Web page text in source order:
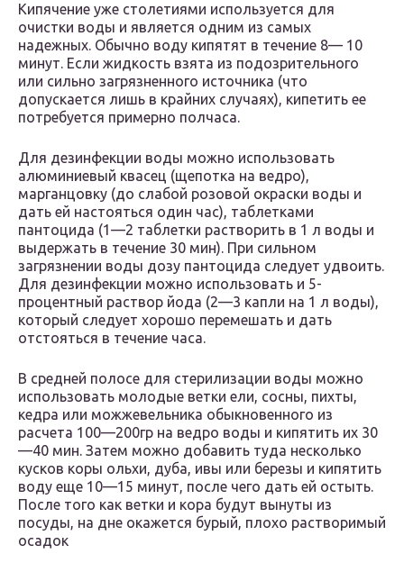
Кипячение уже столетиями используется для
очистки воды и является одним из самых
надежных. Обычно воду кипятят в течение 8— 10
минут. Если жидкость взята из подозрительного
или сильно загрязненного источника (что
допускается лишь в крайних случаях), кипетить ее
потребуется примерно полчаса.
Для дезинфекции воды можно использовать
алюминиевый квасец (щепотка на ведро),
марганцовку (до слабой розовой окраски воды и
дать ей настояться один час), таблетками
пантоцида (1—2 таблетки растворить в 1 л воды и
выдержать в течение 30 мин). При сильном
загрязнении воды дозу пантоцида следует удвоить.
Для дезинфекции можно использовать и 5-
процентный раствор йода (2—3 капли на 1 л воды),
который следует хорошо перемешать и дать
отстояться в течение часа.
В средней полосе для стерилизации воды можно
использовать молодые ветки ели, сосны, пихты,
кедра или можжевельника обыкновенного из
расчета 100—200гр на ведро воды и кипятить их 30
—40 мин. Затем можно добавить туда несколько
кусков коры ольхи, дуба, ивы или березы и кипятить
воду еще 10—15 минут, после чего дать ей остыть.
После того как ветки и кора будут вынуты из
посуды, на дне окажется бурый, плохо растворимый
осадок